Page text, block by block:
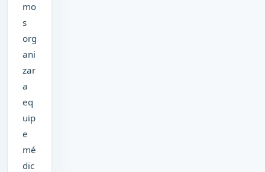
mo
s
org
ani
zar
a
eq
uip
e
mé
dic